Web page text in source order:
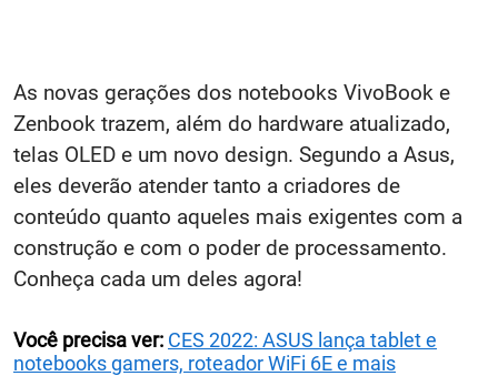
As novas gerações dos notebooks VivoBook e
Zenbook trazem, além do hardware atualizado,
telas OLED e um novo design. Segundo a Asus,
eles deverão atender tanto a criadores de
conteúdo quanto aqueles mais exigentes com a
construção e com o poder de processamento.
Conheça cada um deles agora!
Você precisa ver: CES 2022: ASUS lança tablet e
notebooks gamers, roteador WiFi 6E e mais